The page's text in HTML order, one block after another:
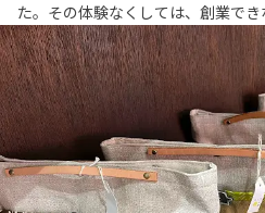
た。その体験なくしては、創業でき